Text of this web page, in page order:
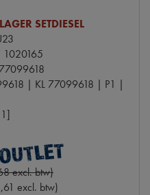
SETDIESEL
1020165
77099618
| KL 77099618 | P1 |
excl. btw)
excl. btw)